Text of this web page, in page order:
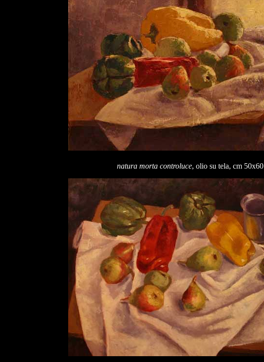
natura morta controluce, olio su tela, cm 50x60